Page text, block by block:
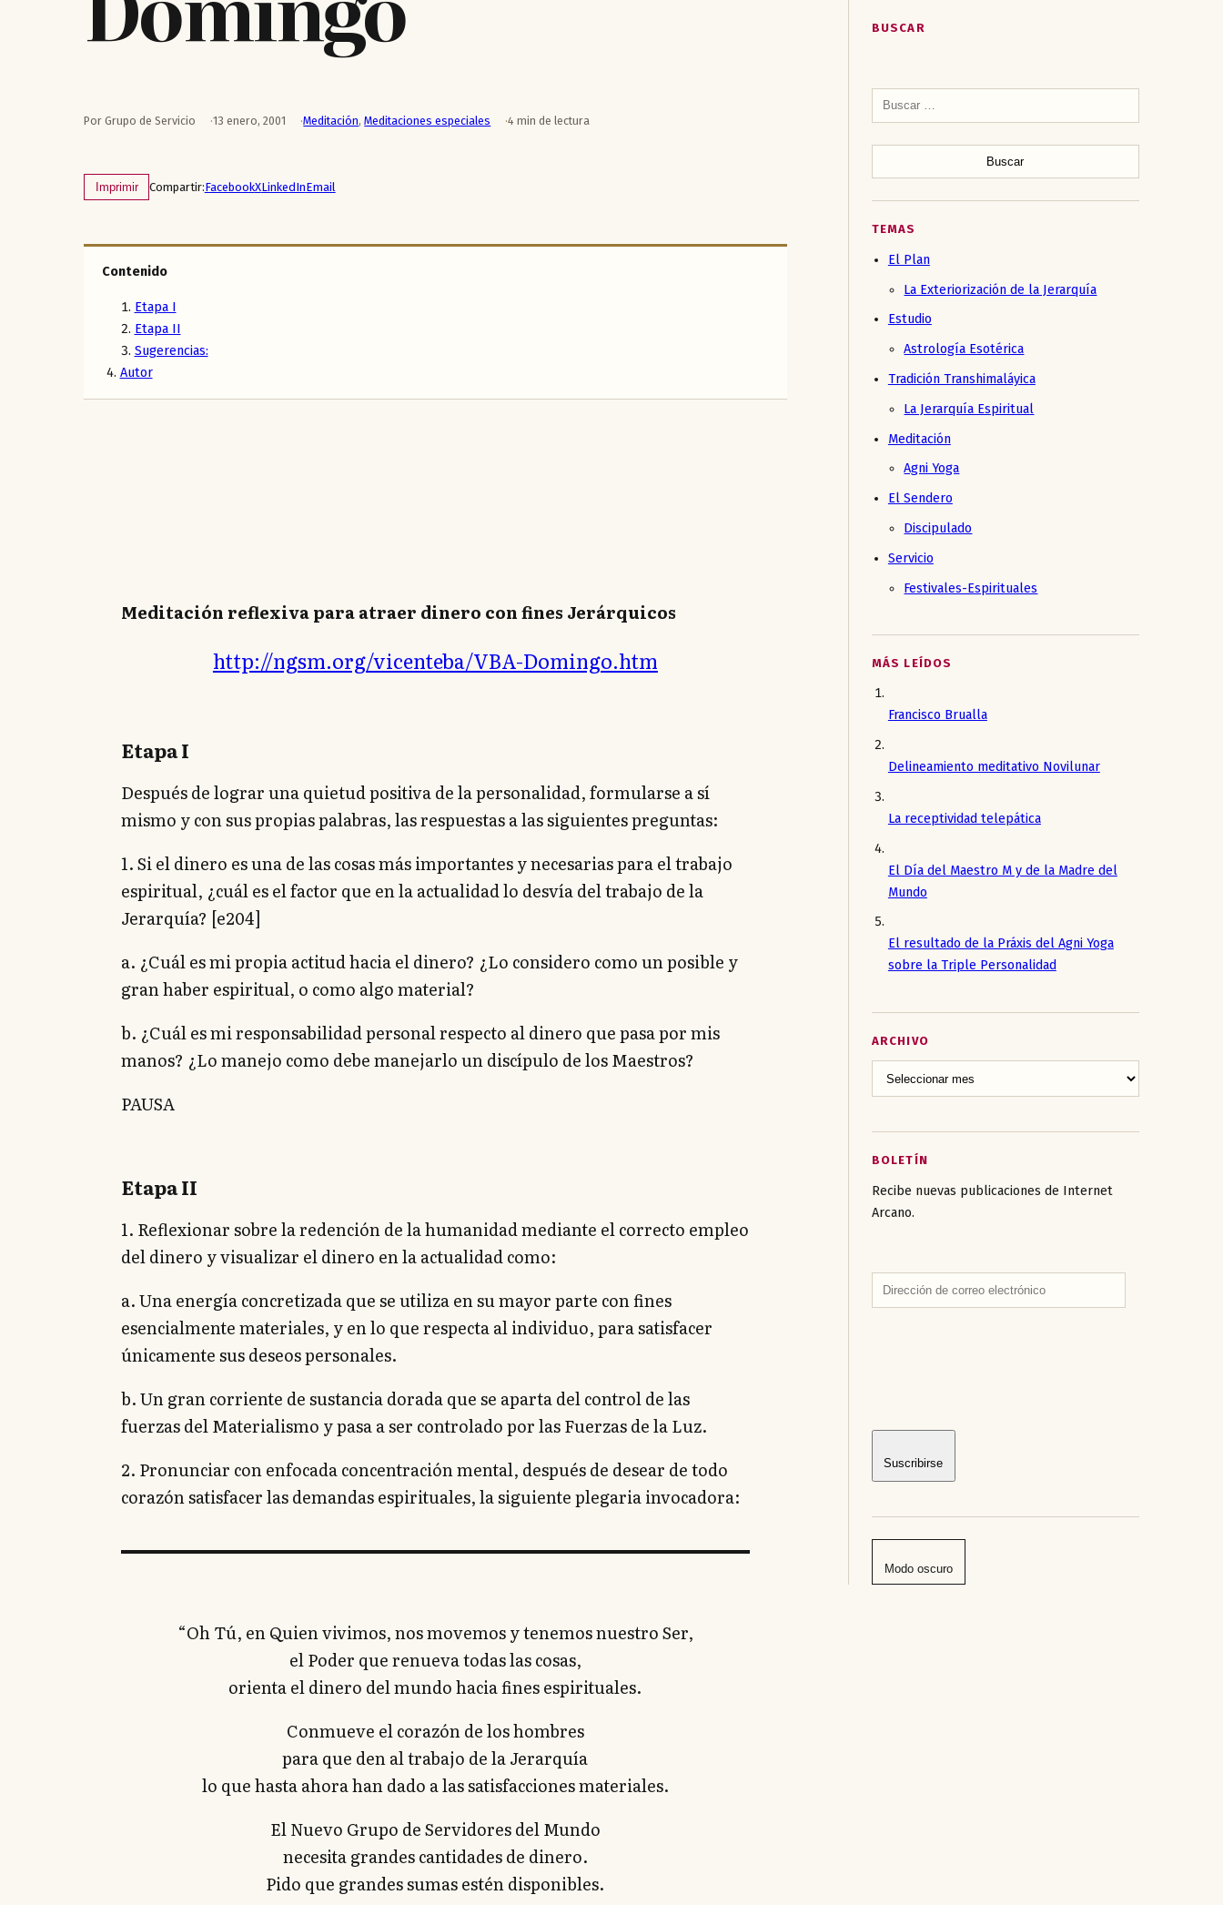
Por Grupo de Servicio 13 enero, 2001 Meditación,Meditaciones especiales 4 min de lectura
Imprimir Compartir:FacebookXLinkedInEmail
Contenido
Etapa I
Etapa II
Sugerencias:
Autor
Meditación reflexiva para atraer dinero con fines Jerárquicos
http://ngsm.org/vicenteba/VBA-Domingo.htm
Etapa I
Después de lograr una quietud positiva de la personalidad, formularse a sí
mismo y con sus propias palabras, las respuestas a las siguientes preguntas:
1. Si el dinero es una de las cosas más importantes y necesarias para el trabajo
espiritual, ¿cuál es el factor que en la actualidad lo desvía del trabajo de la
Jerarquía? [e204]
a. ¿Cuál es mi propia actitud hacia el dinero? ¿Lo considero como un posible y
gran haber espiritual, o como algo material?
b. ¿Cuál es mi responsabilidad personal respecto al dinero que pasa por mis
manos? ¿Lo manejo como debe manejarlo un discípulo de los Maestros?
PAUSA
Etapa II
1. Reflexionar sobre la redención de la humanidad mediante el correcto empleo
del dinero y visualizar el dinero en la actualidad como:
a. Una energía concretizada que se utiliza en su mayor parte con fines
esencialmente materiales, y en lo que respecta al individuo, para satisfacer
únicamente sus deseos personales.
b. Un gran corriente de sustancia dorada que se aparta del control de las
fuerzas del Materialismo y pasa a ser controlado por las Fuerzas de la Luz.
2. Pronunciar con enfocada concentración mental, después de desear de todo
corazón satisfacer las demandas espirituales, la siguiente plegaria invocadora:
“Oh Tú, en Quien vivimos, nos movemos y tenemos nuestro Ser,
el Poder que renueva todas las cosas,
orienta el dinero del mundo hacia fines espirituales.
Conmueve el corazón de los hombres
para que den al trabajo de la Jerarquía
lo que hasta ahora han dado a las satisfacciones materiales.
El Nuevo Grupo de Servidores del Mundo
necesita grandes cantidades de dinero.
Pido que grandes sumas estén disponibles.
BUSCAR
TEMAS
El Plan
La Exteriorización de la Jerarquía
Estudio
Astrología Esotérica
Tradición Transhimaláyica
La Jerarquía Espiritual
Meditación
Agni Yoga
El Sendero
Discipulado
Servicio
Festivales-Espirituales
MÁS LEÍDOS
Francisco Brualla
Delineamiento meditativo Novilunar
La receptividad telepática
El Día del Maestro M y de la Madre del
Mundo
El resultado de la Práxis del Agni Yoga
sobre la Triple Personalidad
ARCHIVO
BOLETÍN
Recibe nuevas publicaciones de Internet
Arcano.
Dirección
de
Suscribirse
Modo oscuro